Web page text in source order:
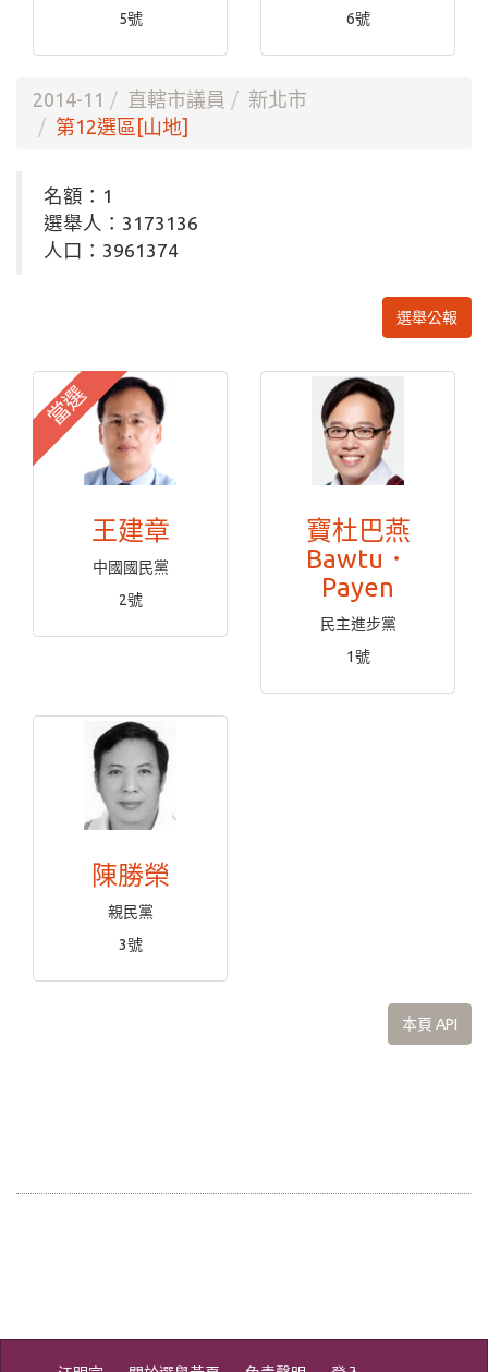
5號
6號
2014-11 直轄市議員
新北市
第12選區[山地]
名額：1
選舉人：3173136
人口：3961374
選舉公報
當選
王建章
中國國民黨
2號
寶杜巴燕
Bawtu．
Payen
民主進步黨
1號
陳勝榮
親民黨
3號
本頁 API